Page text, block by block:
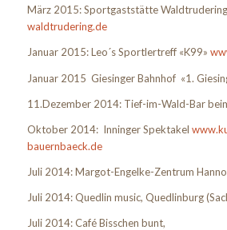
März 2015: Sportgaststätte Waldtrudering
waldtrudering.de
Januar 2015: Leo´s Sportlertreff «K99»
Januar 2015 Giesinger Bahnhof «1.
11.Dezember 2014: Tief-im-Wald-Bar
Oktober 2014: Inninger Spektakel
bauernbaeck.de
Juli 2014: Margot-Engelke-Zentrum
Juli 2014: Quedlin music, Quedlinburg
Juli 2014: Café Bisschen bunt,